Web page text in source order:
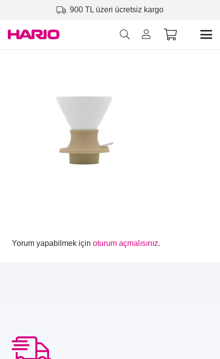
900 TL üzeri ücretsiz kargo
Yorum yapabilmek için oturum açmalısınız.